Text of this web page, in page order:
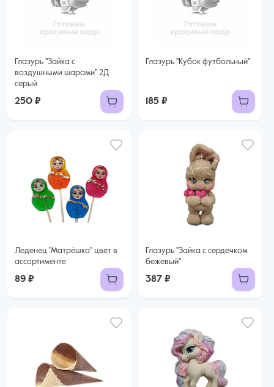
Глазурь "Зайка с
воздушными шарами" 2Д
серый
250 ₽
Глазурь "Кубок футбольный"
185 ₽
Леденец "Матрёшка" цвет в
ассортименте
89 ₽
Глазурь "Зайка с сердечком
бежевый"
387 ₽